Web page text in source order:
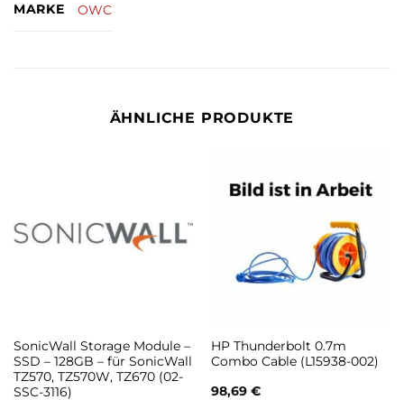
MARKE OWC
ÄHNLICHE PRODUKTE
SonicWall Storage Module –
SSD – 128GB – für SonicWall
TZ570, TZ570W, TZ670 (02-
SSC-3116)
HP Thunderbolt 0.7m
Combo Cable (L15938-002)
98,69 €